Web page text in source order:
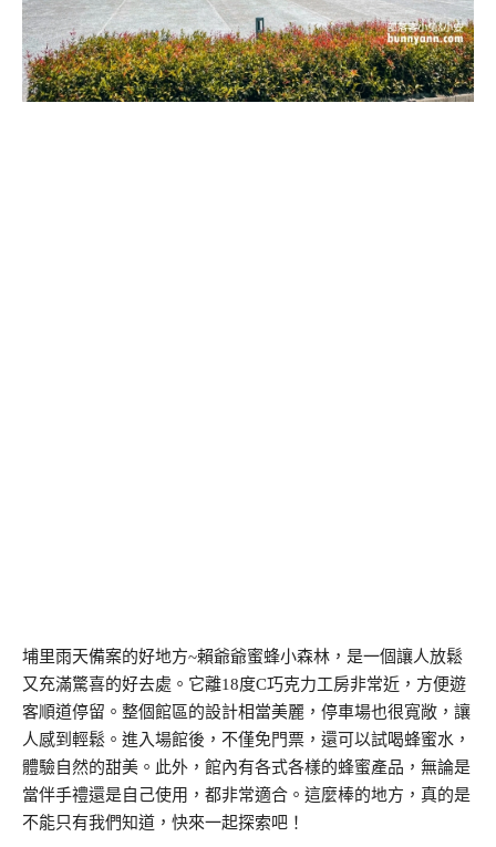
埔里雨天備案的好地方~賴爺爺蜜蜂小森林，是一個讓人放鬆
又充滿驚喜的好去處。它離18度C巧克力工房非常近，方便遊
客順道停留。整個館區的設計相當美麗，停車場也很寬敞，讓
人感到輕鬆。進入場館後，不僅免門票，還可以試喝蜂蜜水，
體驗自然的甜美。此外，館內有各式各樣的蜂蜜產品，無論是
當伴手禮還是自己使用，都非常適合。這麼棒的地方，真的是
不能只有我們知道，快來一起探索吧！